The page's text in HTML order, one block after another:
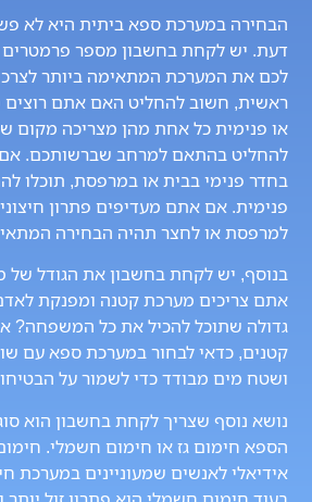
הבחירה במערכת ספא ביתית היא לא
דעת. יש לקחת בחשבון מספר פרמטרים
לכם את המערכת המתאימה ביותר
ראשית, חשוב להחליט האם אתם רוצים
או פנימית כל אחת מהן מצריכה מקום
להחליט בהתאם למרחב שברשותכם. אם
בחדר פנימי בבית או במרפסת, תוכלו
פנימית. אם אתם מעדיפים פתרון
למרפסת או לחצר תהיה הבחירה
בנוסף, יש לקחת בחשבון את הגודל
אתם צריכים מערכת קטנה ומפנקת
גדולה שתוכל להכיל את כל המשפחה?
קטנים, כדאי לבחור במערכת ספא עם
ושטח מים מבודד כדי לשמור על
נושא נוסף שצריך לקחת בחשבון הוא
הספא חימום גז או חימום חשמלי. חימום
אידיאלי לאנשים שמעוניינים במערכת